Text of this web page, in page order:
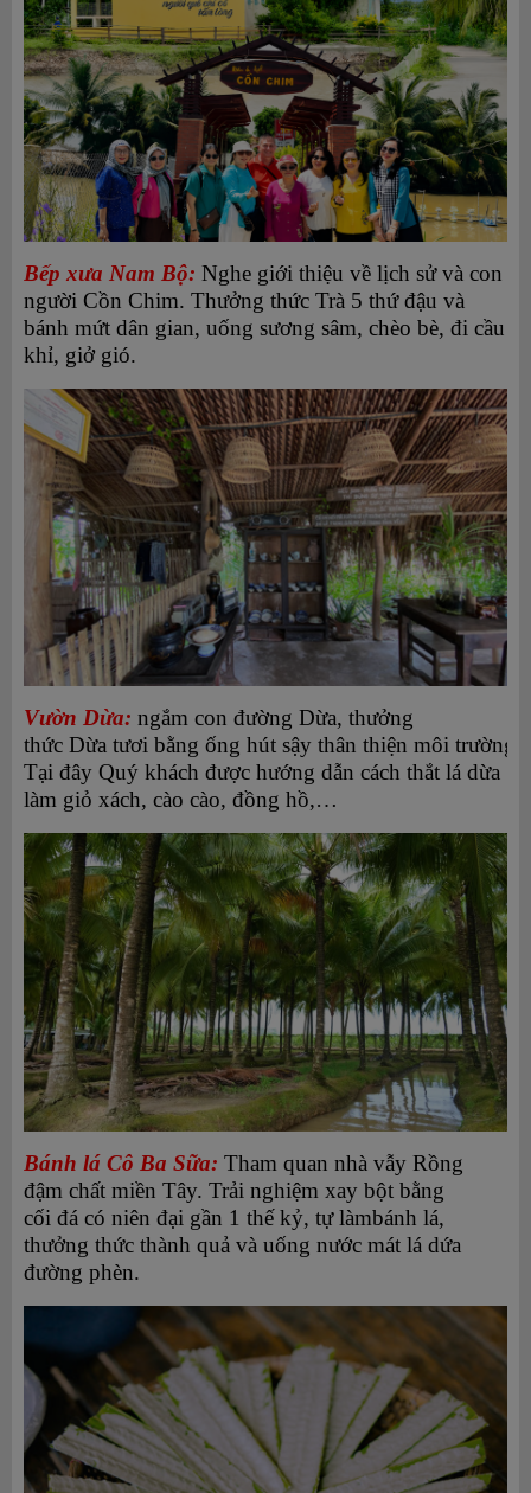
Bếp xưa Nam Bộ: Nghe giới thiệu về lịch sử và con
người Cồn Chim. Thưởng thức Trà 5 thứ đậu và
bánh mứt dân gian, uống sương sâm, chèo bè, đi cầu
khỉ, giở gió.
Vườn Dừa: ngắm con đường Dừa, thưởng
thức Dừa tươi bằng ống hút sậy thân thiện môi trường.
Tại đây Quý khách được hướng dẫn cách thắt lá dừa
làm giỏ xách, cào cào, đồng hồ,…
Bánh lá Cô Ba Sữa: Tham quan nhà vẫy Rồng
đậm chất miền Tây. Trải nghiệm xay bột bằng
cối đá có niên đại gần 1 thế kỷ, tự làmbánh lá,
thưởng thức thành quả và uống nước mát lá dứa
đường phèn.